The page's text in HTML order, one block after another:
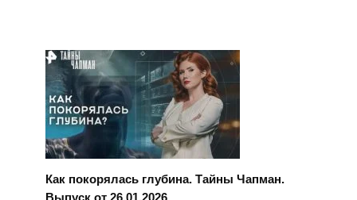
Как покорялась глубина. Тайны Чапман.
Выпуск от 26.01.2026
3к.
Зачем морские цыгане прокалывают своим детям
барабанные перепонки? Кто первым опустился под